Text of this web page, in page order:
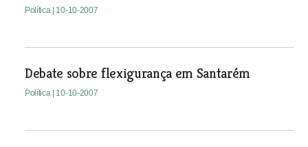
Política | 10-10-2007
Debate sobre flexigurança em Santarém
Política | 10-10-2007